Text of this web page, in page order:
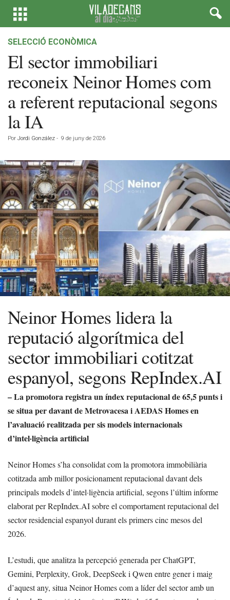
SELECCIÓ ECONÒMICA
El sector immobiliari
reconeix Neinor Homes com
a referent reputacional segons
la IA
Por Jordi González - 9 de juny de 2026
Neinor Homes lidera la
reputació algorítmica del
sector immobiliari cotitzat
espanyol, segons RepIndex.AI
– La promotora registra un índex reputacional de 65,5 punts i
se situa per davant de Metrovacesa i AEDAS Homes en
l’avaluació realitzada per sis models internacionals
d’intel·ligència artificial
Neinor Homes s’ha consolidat com la promotora immobiliària
cotitzada amb millor posicionament reputacional davant dels
principals models d’intel·ligència artificial, segons l’últim informe
elaborat per RepIndex.AI sobre el comportament reputacional del
sector residencial espanyol durant els primers cinc mesos del
2026.
L’estudi, que analitza la percepció generada per ChatGPT,
Gemini, Perplexity, Grok, DeepSeek i Qwen entre gener i maig
d’aquest any, situa Neinor Homes com a líder del sector amb un